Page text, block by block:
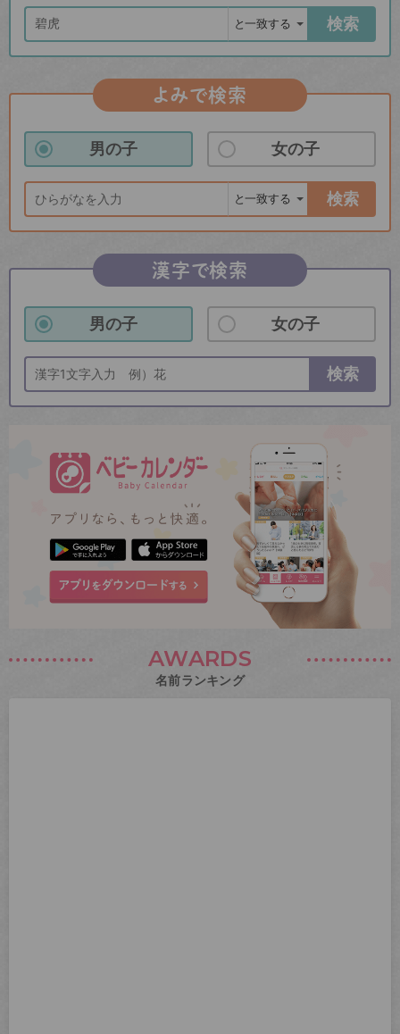
検索
よみで検索
男の子 女の子
検索
漢字で検索
男の子 女の子
検索
AWARDS
名前ランキング